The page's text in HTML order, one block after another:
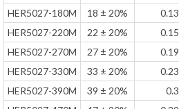
HER5027-180M
18 ± 20% 0.13
HER5027-220M
22 ± 20% 0.15
HER5027-270M
27 ± 20% 0.19
HER5027-330M
33 ± 20% 0.23
HER5027-390M
39 ± 20% 0.3